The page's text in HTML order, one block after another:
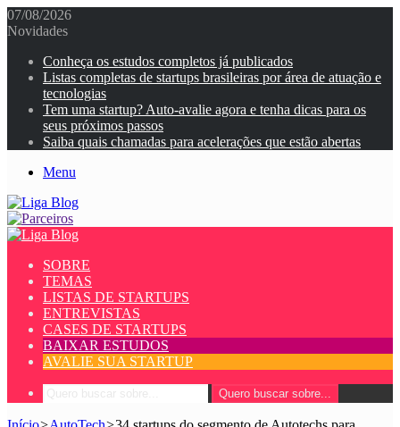
07/08/2026
Novidades
Conheça os estudos completos já publicados
Listas completas de startups brasileiras por área de atuação e
tecnologias
Tem uma startup? Auto-avalie agora e tenha dicas para os
seus próximos passos
Saiba quais chamadas para acelerações que estão abertas
Menu
SOBRE
TEMAS
LISTAS DE STARTUPS
ENTREVISTAS
CASES DE STARTUPS
BAIXAR ESTUDOS
AVALIE SUA STARTUP
Quero buscar sobre...